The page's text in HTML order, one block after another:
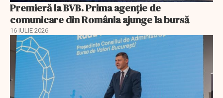
Premieră la BVB. Prima agenție de
comunicare din România ajunge la bursă
16 IULIE 2026